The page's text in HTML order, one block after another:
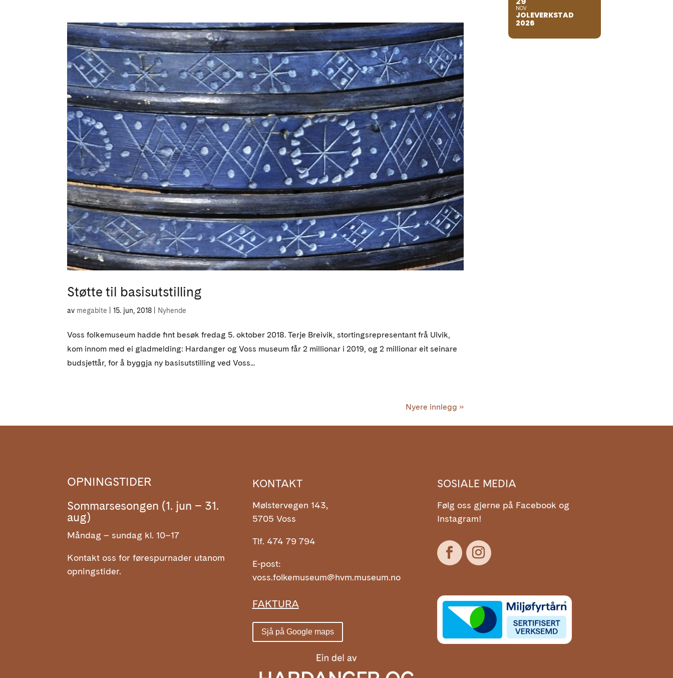
Støtte til basisutstilling
av megabite |15. jun, 2018 Nyhende
Voss folkemuseum hadde fint besøk fredag 5. oktober 2018. Terje Breivik, stortingsrepresentant frå Ulvik,
kom innom med ei gladmelding: Hardanger og Voss museum får 2 millionar i 2019, og 2 millionar eit seinare
budsjettår, for å byggja ny basisutstilling ved Voss...
Nyere innlegg »
NOV
JOLEVERKSTAD
2026
OPNINGSTIDER
Sommarsesongen (1. jun – 31.
aug)
Måndag – sundag kl. 10–17
Kontakt oss for førespurnader utanom
opningstider.
KONTAKT
Mølstervegen 143,
5705 Voss
Tlf. 474 79 794
E-post:
voss.folkemuseum@hvm.museum.no
FAKTURA
Sjå på Google maps
SOSIALE MEDIA
Følg oss gjerne på Facebook og
Instagram!